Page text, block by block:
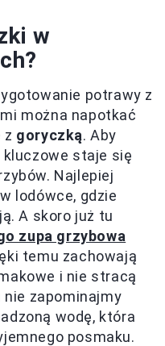
w
potrawy z
można napotkać
z goryczką. Aby
staje się
Najlepiej
lodówce, gdzie
A skoro już tu
zupa grzybowa
temu zachowają
i nie stracą
nie zapominajmy
wodę, która
posmaku.